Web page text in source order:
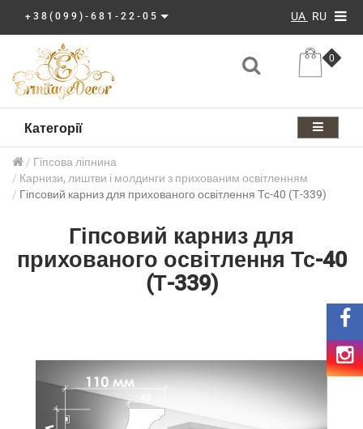
+38(099)-681-22-05 UA RU
0
Категорії
Гіпсова ліпнина
Карнизи, лиштви і молдинги з прихованим освітленням
Гіпсовий карниз для прихованого освітлення Тс-40 (Т-339)
Гіпсовий карниз для
прихованого освітлення Тс-40
(Т-339)